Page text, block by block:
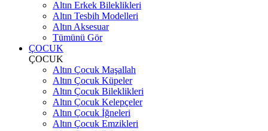
Altın Erkek Bileklikleri
Altın Tesbih Modelleri
Altın Aksesuar
Tümünü Gör
ÇOCUK
ÇOCUK
Altın Çocuk Maşallah
Altın Çocuk Küpeler
Altın Çocuk Bileklikleri
Altın Çocuk Kelepçeler
Altın Çocuk İğneleri
Altın Çocuk Emzikleri